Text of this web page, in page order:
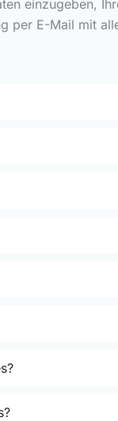
einzugeben,
per E-Mail mit